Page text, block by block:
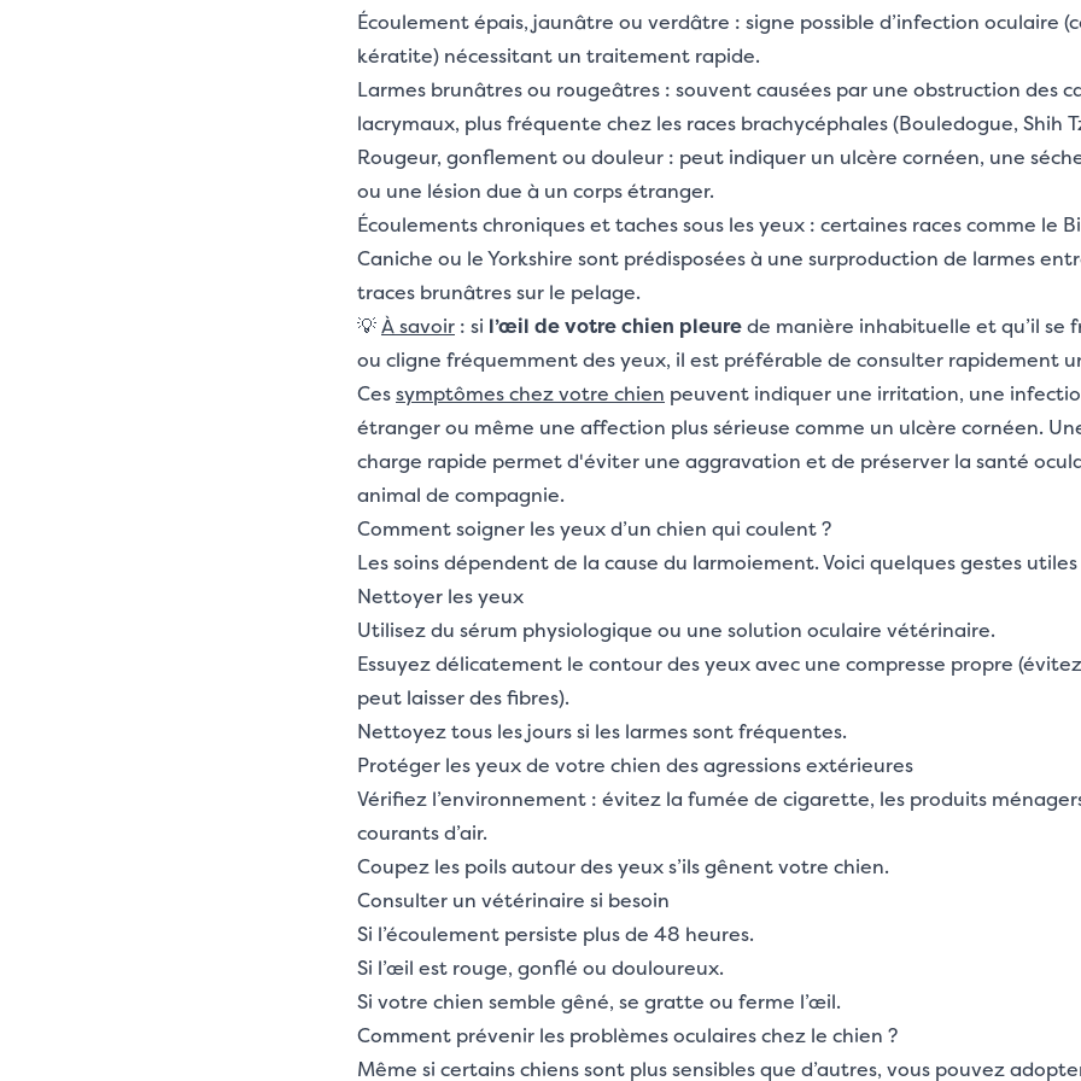
Écoulement épais, jaunâtre ou verdâtre : signe possible d’infection oculaire
kératite) nécessitant un traitement rapide.
Larmes brunâtres ou rougeâtres : souvent causées par une obstruction des
lacrymaux, plus fréquente chez les races brachycéphales (Bouledogue, Shih
Rougeur, gonflement ou douleur : peut indiquer un ulcère cornéen, une
ou une lésion due à un corps étranger.
Écoulements chroniques et taches sous les yeux : certaines races comme le
Caniche ou le Yorkshire sont prédisposées à une surproduction de larmes
traces brunâtres sur le pelage.
💡À savoir : si l’œil de votre chien pleurede manière inhabituelle et qu’il se
ou cligne fréquemment des yeux, il est préférable de consulter rapidement
Cessymptômes chez votre chien peuvent indiquer une irritation, une
étranger ou même une affection plus sérieuse comme un ulcère cornéen.
charge rapide permet d'éviter une aggravation et de préserver la santé
animal de compagnie.
Comment soigner les yeux d’un chien qui coulent ?
Les soins dépendent de la cause du larmoiement. Voici quelques gestes
Nettoyer les yeux
Utilisez du sérum physiologique ou une solution oculaire vétérinaire.
Essuyez délicatement le contour des yeux avec une compresse propre
peut laisser des fibres).
Nettoyez tous les jours si les larmes sont fréquentes.
Protéger les yeux de votre chien des agressions extérieures
Vérifiez l’environnement : évitez la fumée de cigarette, les produits
courants d’air.
Coupez les poils autour des yeux s’ils gênent votre chien.
Consulter un vétérinaire si besoin
Si l’écoulement persiste plus de 48 heures.
Si l’œil est rouge, gonflé ou douloureux.
Si votre chien semble gêné, se gratte ou ferme l’œil.
Comment prévenir les problèmes oculaires chez le chien ?
Même si certains chiens sont plus sensibles que d’autres, vous pouvez